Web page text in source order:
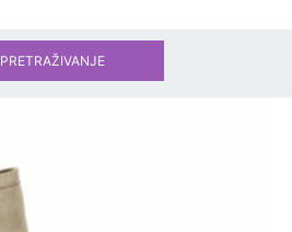
PRETRAŽIVANJE